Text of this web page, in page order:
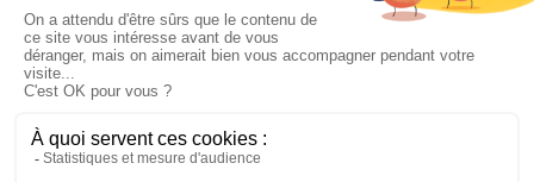
Newsletter
E
m
a
Réseaux sociaux